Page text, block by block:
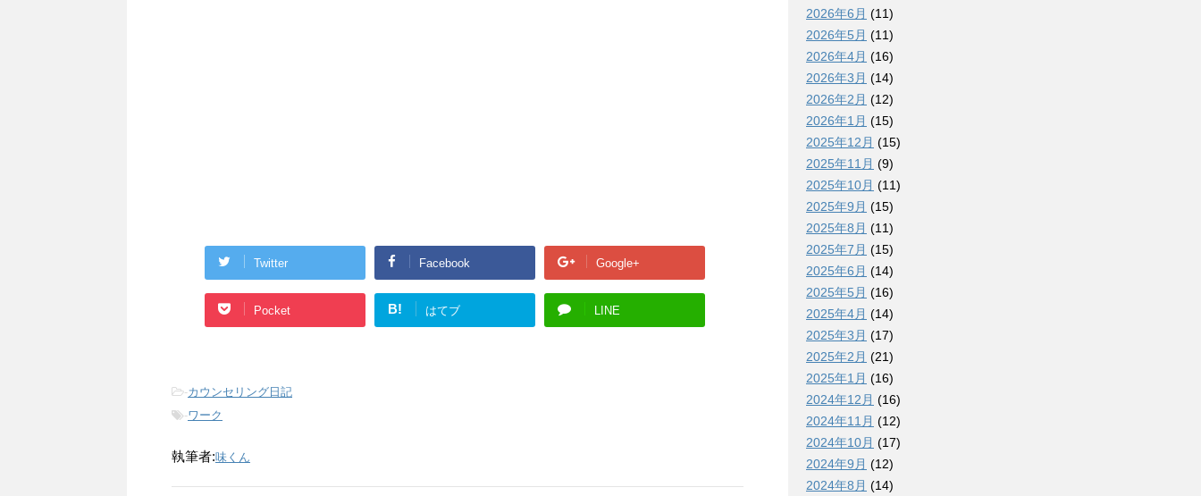
Twitter Facebook Google+
Pocket B! はてブ LINE
-カウンセリング日記
-ワーク
執筆者:味くん
2026年6月 (11)
2026年5月 (11)
2026年4月 (16)
2026年3月 (14)
2026年2月 (12)
2026年1月 (15)
2025年12月 (15)
2025年11月 (9)
2025年10月 (11)
2025年9月 (15)
2025年8月 (11)
2025年7月 (15)
2025年6月 (14)
2025年5月 (16)
2025年4月 (14)
2025年3月 (17)
2025年2月 (21)
2025年1月 (16)
2024年12月 (16)
2024年11月 (12)
2024年10月 (17)
2024年9月 (12)
2024年8月 (14)